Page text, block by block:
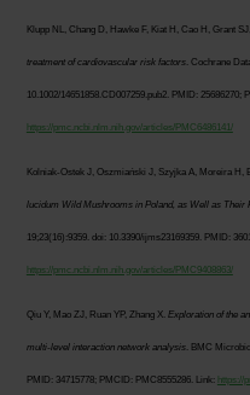
Klupp NL, Chang D, Hawke F, Kiat H, Cao H, Grant
treatment of cardiovascular risk factors. Cochrane
10.1002/14651858.CD007259.pub2. PMID: 25686270;
https://pmc.ncbi.nlm.nih.gov/articles/PMC6486141/
Kolniak-Ostek J, Oszmiański J, Szyjka A, Moreira H,
lucidum Wild Mushrooms in Poland, as Well as Their
19;23(16):9359. doi: 10.3390/ijms23169359. PMID:
https://pmc.ncbi.nlm.nih.gov/articles/PMC9408863/
Qiu Y, Mao ZJ, Ruan YP, Zhang X. Exploration of the
multi-level interaction network analysis. BMC
PMID: 34715778; PMCID: PMC8555286. Link: https://